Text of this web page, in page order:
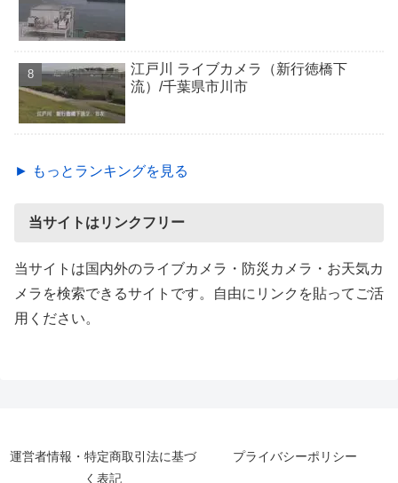
江戸川 ライブカメラ（新行徳橋下
流）/千葉県市川市
► もっとランキングを見る
当サイトはリンクフリー
当サイトは国内外のライブカメラ・防災カメラ・お天気カ
メラを検索できるサイトです。自由にリンクを貼ってご活
用ください。
運営者情報・特定商取引法に基づ
く表記
プライバシーポリシー